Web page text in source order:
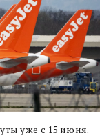
уже с 15 июня.